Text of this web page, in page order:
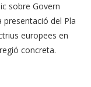
sobre Govern
presentació del Pla
europees en
concreta.